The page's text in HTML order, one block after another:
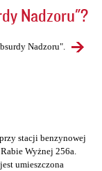
Nadzoru"?
Nadzoru".
stacji benzynowej
Wyżnej 256a.
umieszczona